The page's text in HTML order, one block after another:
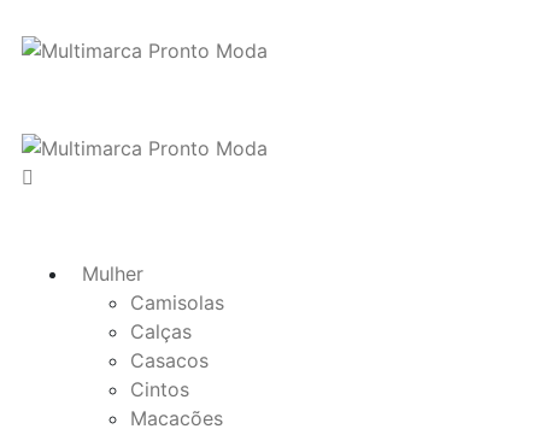
Mulher
Camisolas
Calças
Casacos
Cintos
Macacões